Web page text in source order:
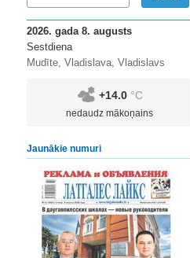
2026. gada 8. augusts
Sestdiena
Mudīte, Vladislava, Vladislavs
+14.0 °C
nedaudz mākoņains
Jaunākie numuri